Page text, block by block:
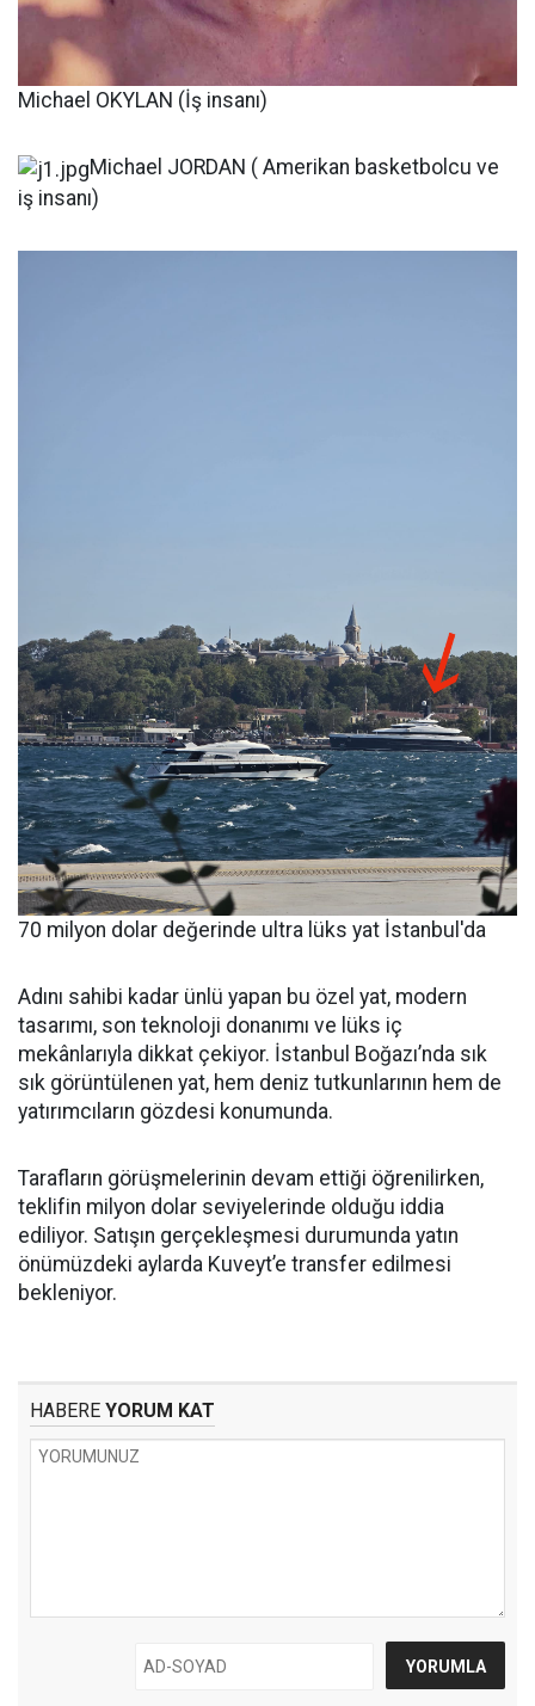
Michael OKYLAN (İş insanı)
Michael JORDAN ( Amerikan basketbolcu ve
iş insanı)
70 milyon dolar değerinde ultra lüks yat İstanbul'da
Adını sahibi kadar ünlü yapan bu özel yat, modern
tasarımı, son teknoloji donanımı ve lüks iç
mekânlarıyla dikkat çekiyor. İstanbul Boğazı’nda sık
sık görüntülenen yat, hem deniz tutkunlarının hem de
yatırımcıların gözdesi konumunda.
Tarafların görüşmelerinin devam ettiği öğrenilirken,
teklifin milyon dolar seviyelerinde olduğu iddia
ediliyor. Satışın gerçekleşmesi durumunda yatın
önümüzdeki aylarda Kuveyt’e transfer edilmesi
bekleniyor.
HABERE YORUM KAT